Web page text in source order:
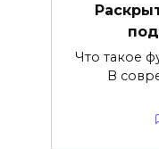
Что такое
В